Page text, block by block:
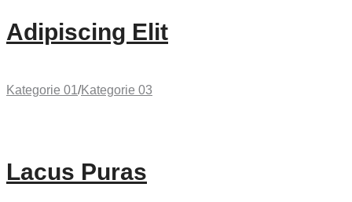
Adipiscing Elit
Kategorie 01/Kategorie 03
Lacus Puras